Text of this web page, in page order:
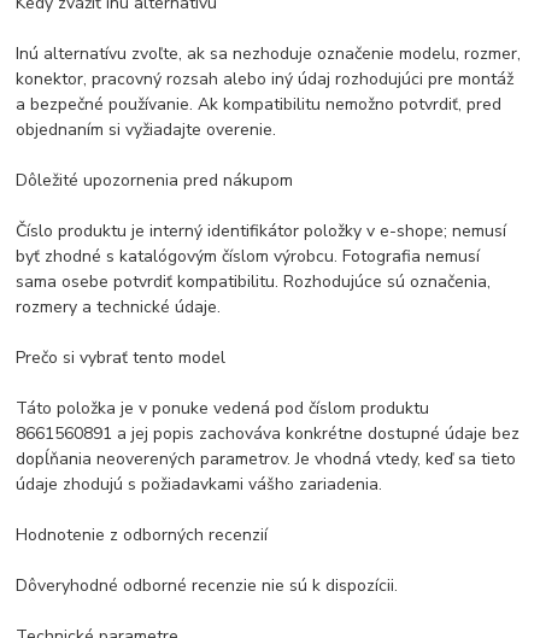
Inú alternatívu zvoľte, ak sa nezhoduje označenie modelu, rozmer,
konektor, pracovný rozsah alebo iný údaj rozhodujúci pre montáž
a bezpečné používanie. Ak kompatibilitu nemožno potvrdiť, pred
objednaním si vyžiadajte overenie.
Dôležité upozornenia pred nákupom
Číslo produktu je interný identifikátor položky v e-shope; nemusí
byť zhodné s katalógovým číslom výrobcu. Fotografia nemusí
sama osebe potvrdiť kompatibilitu. Rozhodujúce sú označenia,
rozmery a technické údaje.
Prečo si vybrať tento model
Táto položka je v ponuke vedená pod číslom produktu
8661560891 a jej popis zachováva konkrétne dostupné údaje bez
dopĺňania neoverených parametrov. Je vhodná vtedy, keď sa tieto
údaje zhodujú s požiadavkami vášho zariadenia.
Hodnotenie z odborných recenzií
Dôveryhodné odborné recenzie nie sú k dispozícii.